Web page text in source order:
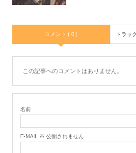
コメント ( 0 ) トラッ
この記事へのコメントはありません。
名前
E-MAIL ※ 公開されません